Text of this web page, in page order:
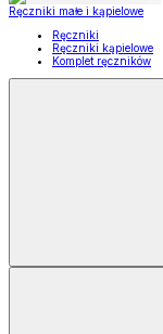
Ręczniki małe i kąpielowe
Ręczniki
Ręczniki kąpielowe
Komplet ręczników